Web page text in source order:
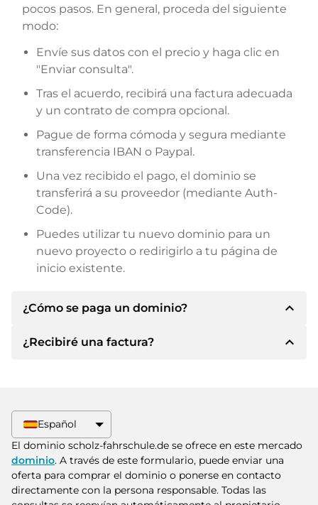
pocos pasos. En general, proceda del siguiente
modo:
Envíe sus datos con el precio y haga clic en
"Enviar consulta".
Tras el acuerdo, recibirá una factura adecuada
y un contrato de compra opcional.
Pague de forma cómoda y segura mediante
transferencia IBAN o Paypal.
Una vez recibido el pago, el dominio se
transferirá a su proveedor (mediante Auth-
Code).
Puedes utilizar tu nuevo dominio para un
nuevo proyecto o redirigirlo a tu página de
inicio existente.
¿Cómo se paga un dominio? expand_less
Tras llegar a un acuerdo, el propietario le
Paypal u otros métodos de pago.
Indique siempre el nombre de dominio y el
número de factura al realizar la transferencia.
¿Recibiré una factura? expand_less
superiores, también recibirá un contrato de
compra adicional si lo solicita.
Español
El dominio scholz-fahrschule.de se ofrece en este mercado
dominio. A través de este formulario, puede enviar una
oferta para comprar el dominio o ponerse en contacto
directamente con la persona responsable. Todas las